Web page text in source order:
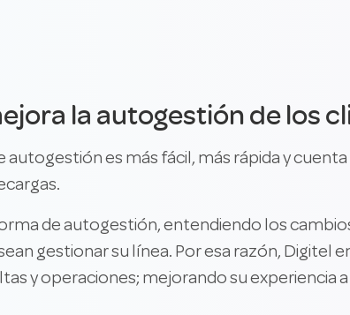
la autogestión de los
autogestión es más fácil, más rápida y
de autogestión, entendiendo los
gestionar su línea. Por esa razón, Digitel
y operaciones; mejorando su experiencia